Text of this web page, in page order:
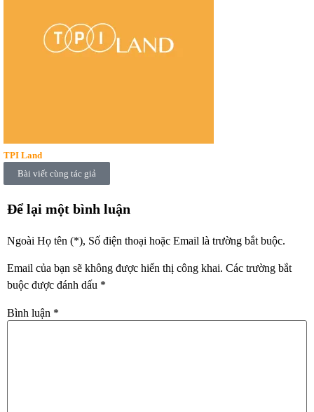
TPI Land
Bài viết cùng tác giả
Để lại một bình luận
Ngoài Họ tên (*), Số điện thoại hoặc Email là trường bắt buộc.
Email của bạn sẽ không được hiển thị công khai. Các trường bắt
buộc được đánh dấu *
Bình luận *